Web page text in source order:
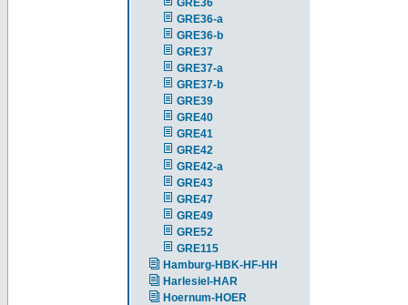
GRE36
GRE36-a
GRE36-b
GRE37
GRE37-a
GRE37-b
GRE39
GRE40
GRE41
GRE42
GRE42-a
GRE43
GRE47
GRE49
GRE52
GRE115
Hamburg-HBK-HF-HH
Harlesiel-HAR
Hoernum-HOER